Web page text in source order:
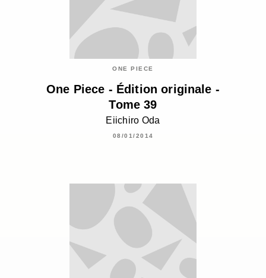
ONE PIECE
One Piece - Édition originale -
Tome 39
Eiichiro Oda
08/01/2014